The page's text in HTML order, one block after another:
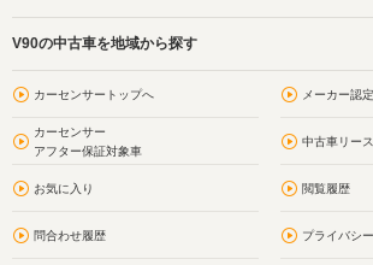
V90の中古車を地域から探す
カーセンサートップへ メーカー認
カーセンサー
アフター保証対象車
中古車リース
お気に入り 閲覧履歴
問合わせ履歴 プライバシ